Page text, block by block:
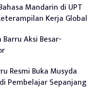
Mandarin di UPT
Kerja Global
Aksi Besar-
Resmi Buka Musyda
Pembelajar Sepanjang